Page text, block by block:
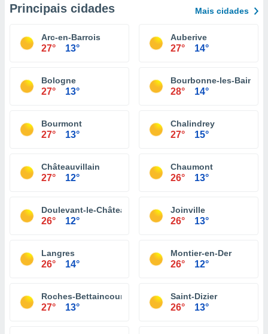
Principais cidades Mais cidades
Arc-en-Barrois
27° 13°
Auberive
27° 14°
Bologne
27° 13°
Bourbonne-les-Bains
28° 14°
Bourmont
27° 13°
Chalindrey
27° 15°
Châteauvillain
27° 12°
Chaumont
26° 13°
Doulevant-le-Château
26° 12°
Joinville
26° 13°
Langres
26° 14°
Montier-en-Der
26° 12°
Roches-Bettaincourt
27° 13°
Saint-Dizier
26° 13°